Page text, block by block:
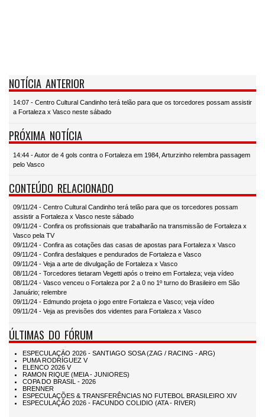
NOTÍCIA ANTERIOR
14:07 - Centro Cultural Candinho terá telão para que os torcedores possam assistir
a Fortaleza x Vasco neste sábado
PRÓXIMA NOTÍCIA
14:44 - Autor de 4 gols contra o Fortaleza em 1984, Arturzinho relembra passagem
pelo Vasco
CONTEÚDO RELACIONADO
09/11/24 - Centro Cultural Candinho terá telão para que os torcedores possam
assistir a Fortaleza x Vasco neste sábado
09/11/24 - Confira os profissionais que trabalharão na transmissão de Fortaleza x
Vasco pela TV
09/11/24 - Confira as cotações das casas de apostas para Fortaleza x Vasco
09/11/24 - Confira desfalques e pendurados de Fortaleza e Vasco
09/11/24 - Veja a arte de divulgação de Fortaleza x Vasco
08/11/24 - Torcedores tietaram Vegetti após o treino em Fortaleza; veja vídeo
08/11/24 - Vasco venceu o Fortaleza por 2 a 0 no 1º turno do Brasileiro em São
Januário; relembre
09/11/24 - Edmundo projeta o jogo entre Fortaleza e Vasco; veja vídeo
09/11/24 - Veja as previsões dos videntes para Fortaleza x Vasco
ÚLTIMAS DO FÓRUM